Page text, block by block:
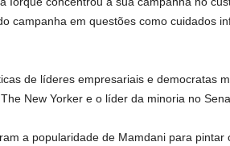
campanha em questões como cuidados
de líderes empresariais e democratas
New Yorker e o líder da minoria no
a popularidade de Mamdani para pintar